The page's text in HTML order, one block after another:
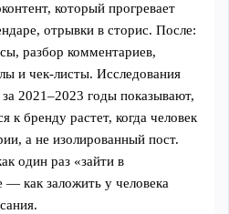
который прогревает
отрывки в сторис. После:
разбор комментариев,
и чек‑листы. Исследования
за 2021–2023 годы показывают,
к бренду растет, когда человек
а не изолированный пост.
один раз «зайти в
как заложить у человека